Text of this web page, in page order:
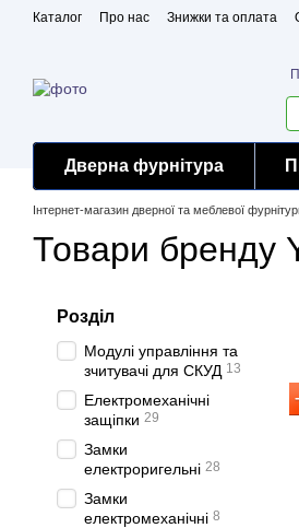
Перейти до основного контенту
Каталог Про нас Знижки та оплата
Дверна фурнітура
Інтернет-магазин дверної та меблевої
Товари бренду
Розділ
Модулі управління та
зчитувачі для СКУД 13
Електромеханічні
защіпки 29
Замки
електроригельні 28
Замки
електромеханічні 8